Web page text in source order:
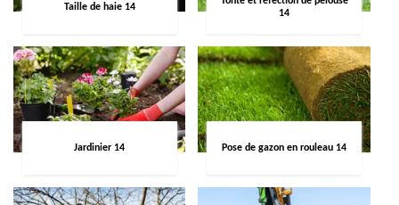
Taille de haie 14
14
Jardinier 14 Pose de gazon en rouleau 14